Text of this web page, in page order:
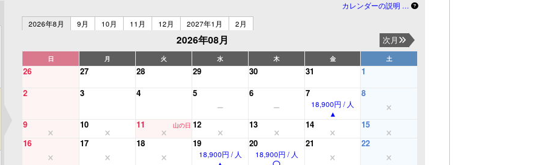
カレンダーの説明 …
2026年8月
9月 10月 11月 12月 2027年1月 2月
2026年08月 次月
日 月 火 水 木 金 土
26 27 28 29 30 31
1
2
3 4 5 6 7
18,900円 / 人
8
9 10 11 山の日 12 13 14
15
16
17 18 19
18,900円 / 人
20
18,900円 / 人
21 22